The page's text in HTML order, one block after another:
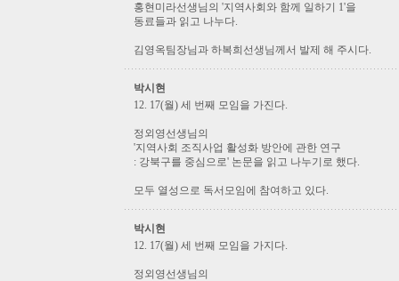
홍현미라선생님의 '지역사회와 함께 일하기 1'을
동료들과 읽고 나누다.
김영옥팀장님과 하복희선생님께서 발제 해 주시다.
박시현
12. 17(월) 세 번째 모임을 가진다.
정외영선생님의
'지역사회 조직사업 활성화 방안에 관한 연구
: 강북구를 중심으로' 논문을 읽고 나누기로 했다.
모두 열성으로 독서모임에 참여하고 있다.
박시현
12. 17(월) 세 번째 모임을 가지다.
정외영선생님의